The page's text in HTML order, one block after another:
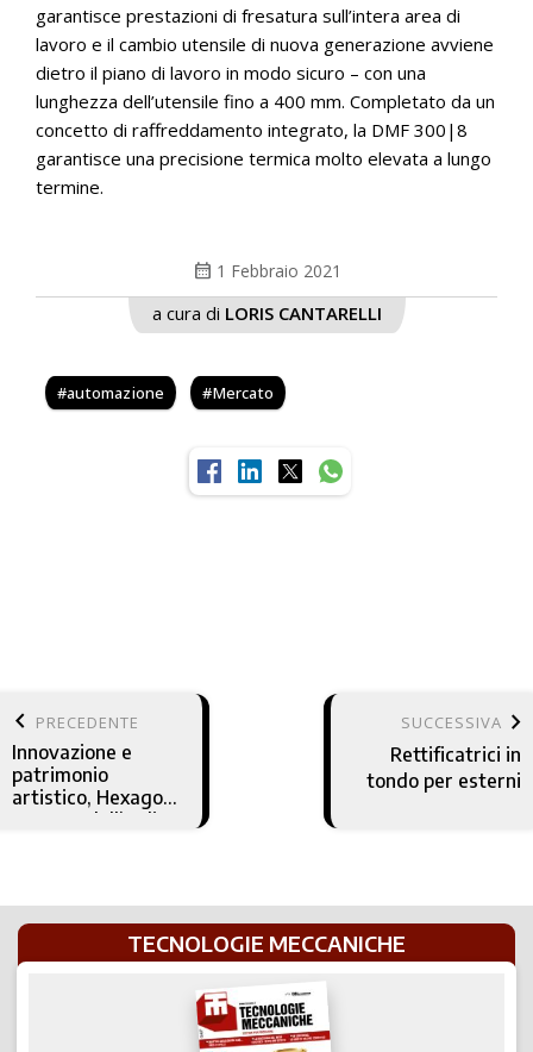
garantisce prestazioni di fresatura sull’intera area di
lavoro e il cambio utensile di nuova generazione avviene
dietro il piano di lavoro in modo sicuro – con una
lunghezza dell’utensile fino a 400 mm. Completato da un
concetto di raffreddamento integrato, la DMF 300|8
garantisce una precisione termica molto elevata a lungo
termine.
calendar_month 1 Febbraio 2021
a cura di LORIS CANTARELLI
automazione Mercato
keyboard_arrow_left PRECEDENTE
Innovazione e
patrimonio
artistico, Hexagon
sponsor dell’Italia
SUCCESSIVA keyboard_arrow_right
Rettificatrici in
tondo per esterni
TECNOLOGIE MECCANICHE